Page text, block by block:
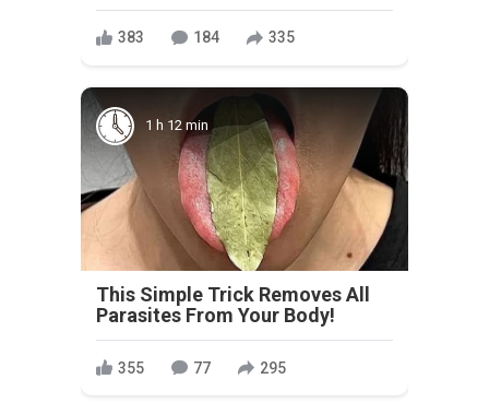
383 184 335
1 h 12 min
This Simple Trick Removes All
Parasites From Your Body!
355 77 295